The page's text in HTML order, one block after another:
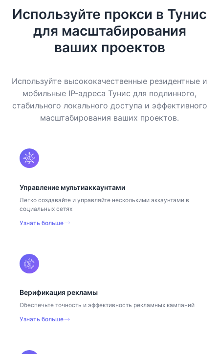
Используйте прокси в Тунис
для масштабирования
ваших проектов
Используйте высококачественные резидентные и
мобильные IP-адреса Тунис для подлинного,
стабильного локального доступа и эффективного
масштабирования ваших проектов.
Управление мультиаккаунтами
Легко создавайте и управляйте несколькими аккаунтами в
социальных сетях
Узнать больше
Верификация рекламы
Обеспечьте точность и эффективность рекламных кампаний
Узнать больше